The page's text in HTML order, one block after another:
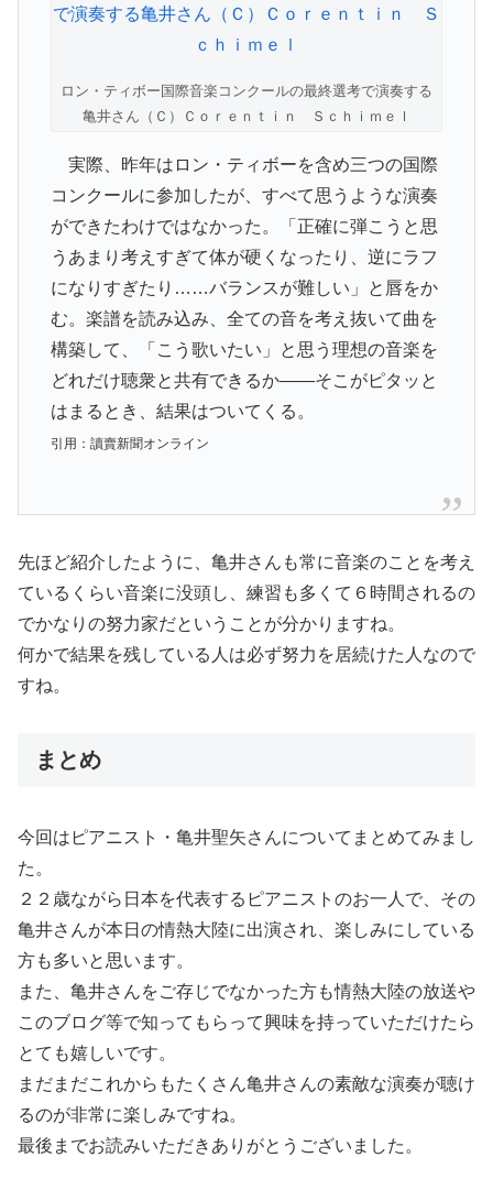
ロン・ティボー国際音楽コンクールの最終選考で演奏する
亀井さん（Ｃ）Ｃｏｒｅｎｔｉｎ Ｓｃｈｉｍｅｌ
実際、昨年はロン・ティボーを含め三つの国際
コンクールに参加したが、すべて思うような演奏
ができたわけではなかった。「正確に弾こうと思
うあまり考えすぎて体が硬くなったり、逆にラフ
になりすぎたり……バランスが難しい」と唇をか
む。楽譜を読み込み、全ての音を考え抜いて曲を
構築して、「こう歌いたい」と思う理想の音楽を
どれだけ聴衆と共有できるか――そこがピタッと
はまるとき、結果はついてくる。
引用：讀賣新聞オンライン
先ほど紹介したように、亀井さんも常に音楽のことを考え
ているくらい音楽に没頭し、練習も多くて６時間されるの
でかなりの努力家だということが分かりますね。
何かで結果を残している人は必ず努力を居続けた人なので
すね。
まとめ
今回はピアニスト・亀井聖矢さんについてまとめてみまし
た。
２２歳ながら日本を代表するピアニストのお一人で、その
亀井さんが本日の情熱大陸に出演され、楽しみにしている
方も多いと思います。
また、亀井さんをご存じでなかった方も情熱大陸の放送や
このブログ等で知ってもらって興味を持っていただけたら
とても嬉しいです。
まだまだこれからもたくさん亀井さんの素敵な演奏が聴け
るのが非常に楽しみですね。
最後までお読みいただきありがとうございました。